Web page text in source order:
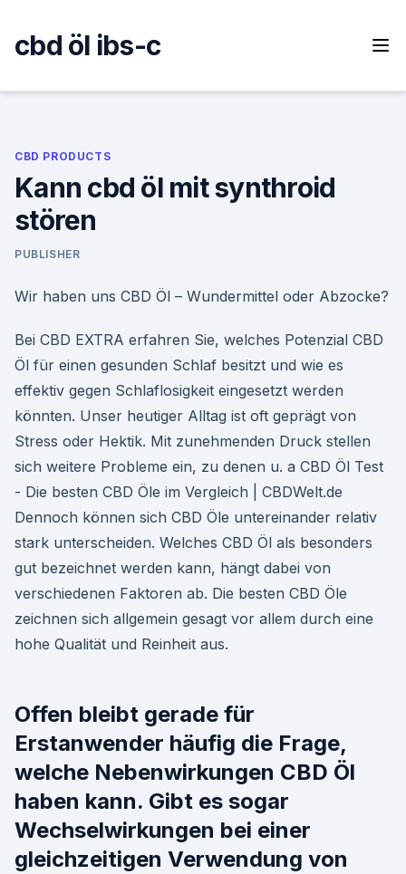
content
cbd öl ibs-c
CBD PRODUCTS
Kann cbd öl mit synthroid
stören
PUBLISHER
Wir haben uns CBD Öl – Wundermittel oder Abzocke?
Bei CBD EXTRA erfahren Sie, welches Potenzial CBD
Öl für einen gesunden Schlaf besitzt und wie es
effektiv gegen Schlaflosigkeit eingesetzt werden
könnten. Unser heutiger Alltag ist oft geprägt von
Stress oder Hektik. Mit zunehmenden Druck stellen
sich weitere Probleme ein, zu denen u. a CBD Öl Test
- Die besten CBD Öle im Vergleich | CBDWelt.de
Dennoch können sich CBD Öle untereinander relativ
stark unterscheiden. Welches CBD Öl als besonders
gut bezeichnet werden kann, hängt dabei von
verschiedenen Faktoren ab. Die besten CBD Öle
zeichnen sich allgemein gesagt vor allem durch eine
hohe Qualität und Reinheit aus.
Offen bleibt gerade für
Erstanwender häufig die Frage,
welche Nebenwirkungen CBD Öl
haben kann. Gibt es sogar
Wechselwirkungen bei einer
gleichzeitigen Verwendung von